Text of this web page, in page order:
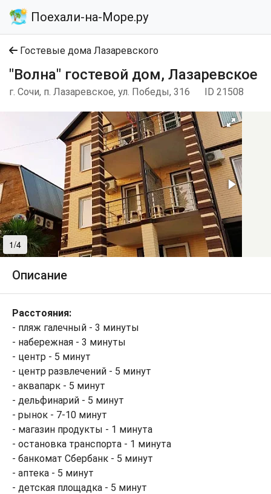
Поехали-на-Море.ру
Гостевые дома Лазаревского
"Волна" гостевой дом, Лазаревское
г. Сочи, п. Лазаревское, ул. Победы, 316 ID 21508
1/4
Описание
Расстояния:
- пляж галечный - 3 минуты
- набережная - 3 минуты
- центр - 5 минут
- центр развлечений - 5 минут
- аквапарк - 5 минут
- дельфинарий - 5 минут
- рынок - 7-10 минут
- магазин продукты - 1 минута
- остановка транспорта - 1 минута
- банкомат Сбербанк - 5 минут
- аптека - 5 минут
- детская площадка - 5 минут